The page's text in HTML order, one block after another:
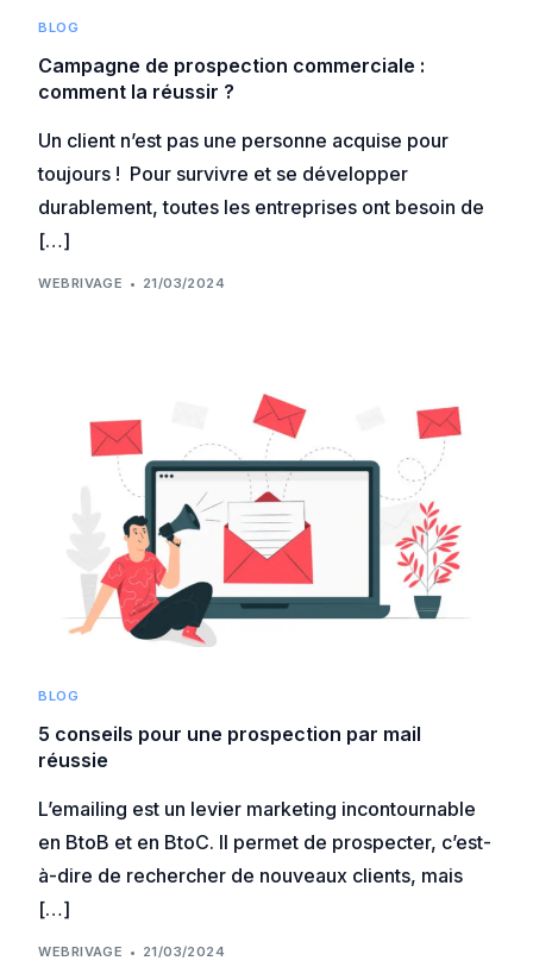
BLOG
Campagne de prospection commerciale :
comment la réussir ?
Un client n’est pas une personne acquise pour
toujours ! Pour survivre et se développer
durablement, toutes les entreprises ont besoin de
[…]
WEBRIVAGE 21/03/2024
BLOG
5 conseils pour une prospection par mail
réussie
L’emailing est un levier marketing incontournable
en BtoB et en BtoC. Il permet de prospecter, c’est-
à-dire de rechercher de nouveaux clients, mais
[…]
WEBRIVAGE 21/03/2024